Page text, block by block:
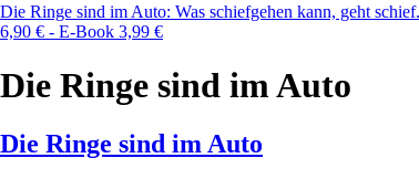
Die Ringe sind im Auto: Was schiefgehen kann, geht
6,90 € - E-Book 3,99 €
Die Ringe sind im Auto
Die Ringe sind im Auto